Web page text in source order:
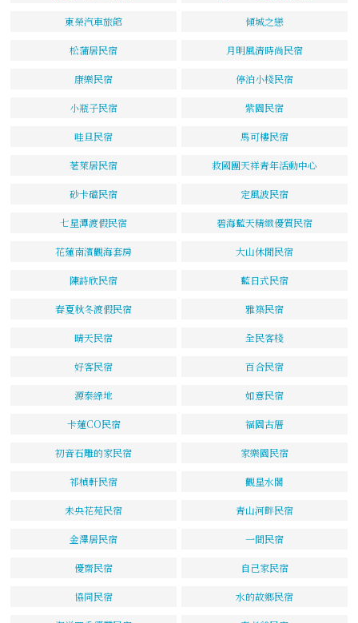
東榮汽車旅館 傾城之戀
松蒲居民宿 月明風清時尚民宿
康樂民宿 停泊小棧民宿
小瓶子民宿 紫園民宿
哇旦民宿 馬可樓民宿
荖萊居民宿 救國團天祥青年活動中心
砂卡礑民宿 定風波民宿
七星潭渡假民宿 碧海藍天精緻優質民宿
花蓮南濱觀海套房 大山休閒民宿
陳詩欣民宿 藍日式民宿
春夏秋冬渡假民宿 雅築民宿
晴天民宿 全民客棧
好客民宿 百合民宿
源泰綠地 如意民宿
卡蓮CO民宿 福園古厝
初音石雕的家民宿 家樂園民宿
祁楨軒民宿 觀星水閣
未央花苑民宿 青山河畔民宿
金澤居民宿 一間民宿
優齋民宿 自己家民宿
協同民宿 水的故鄉民宿